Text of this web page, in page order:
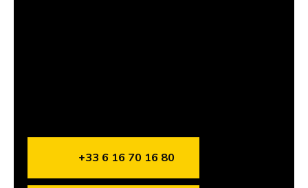
+33 6 16 70 16 80